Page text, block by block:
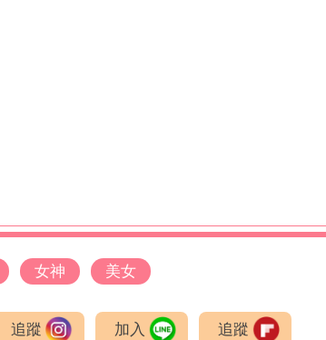
女神 美女
追蹤 加入 追蹤